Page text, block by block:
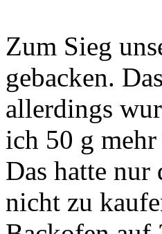
Zum Sieg
gebacken.
allerdings
ich 50 g
Das hatte nur
nicht zu